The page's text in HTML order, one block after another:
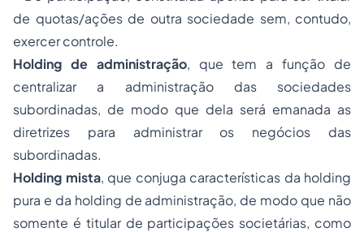
de quotas/ações de outra sociedade sem, contudo,
exercer controle.
Holding de administração, que tem a função de
centralizar a administração das sociedades
subordinadas, de modo que dela será emanada as
diretrizes para administrar os negócios das
subordinadas.
Holding mista, que conjuga características da holding
pura e da holding de administração, de modo que não
somente é titular de participações societárias, como